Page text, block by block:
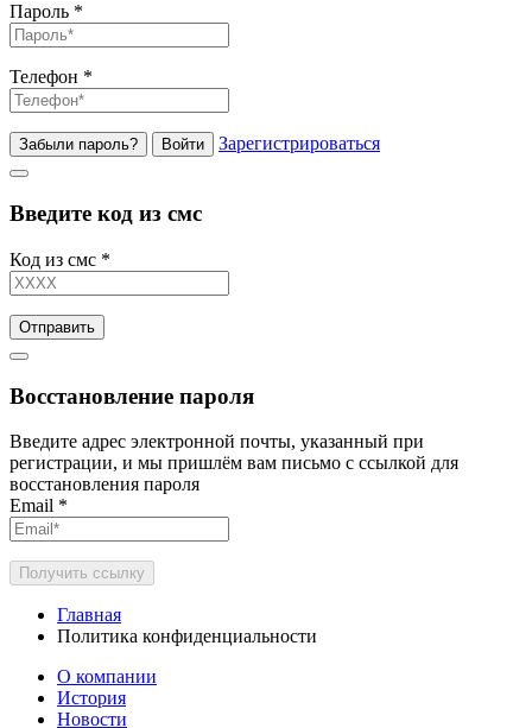
Пароль *
Телефон *
Забыли пароль? Войти Зарегистрироваться
Введите код из смс
Код из смс *
Отправить
Восстановление пароля
Введите адрес электронной почты, указанный при
регистрации, и мы пришлём вам письмо с ссылкой для
восстановления пароля
Email *
Получить ссылку
Главная
Политика конфиденциальности
О компании
История
Новости